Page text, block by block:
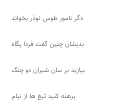
دگر نامور طوس نوذر بخواند
بدیشان چنین گفت فردا پگاه
بیازید بر سان شیران دو چنگ
برهنه کنید تیغ ها از نیام